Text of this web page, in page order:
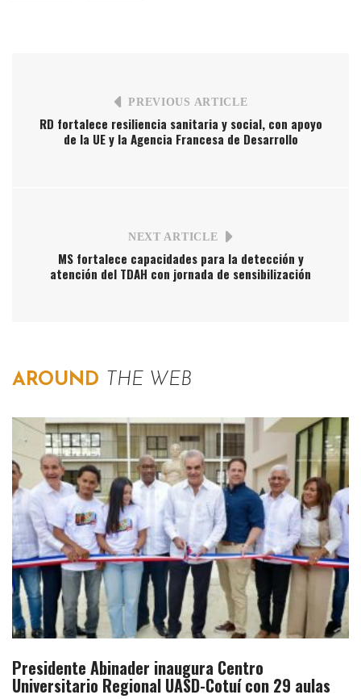
PREVIOUS ARTICLE
RD fortalece resiliencia sanitaria y social, con apoyo
de la UE y la Agencia Francesa de Desarrollo
NEXT ARTICLE
MS fortalece capacidades para la detección y
atención del TDAH con jornada de sensibilización
AROUND THE WEB
Presidente Abinader inaugura Centro
Universitario Regional UASD-Cotuí con 29 aulas